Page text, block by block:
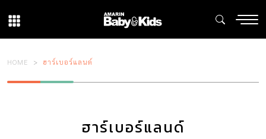
HOME ฮาร์เบอร์แลนด์
ฮาร์เบอร์แลนด์